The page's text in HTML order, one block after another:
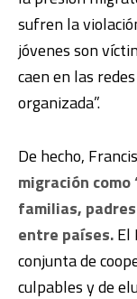
sufren la
jóvenes son
caen en las
organizada”.
De hecho,
migración
familias,
entre países.El
conjunta de
culpables y de